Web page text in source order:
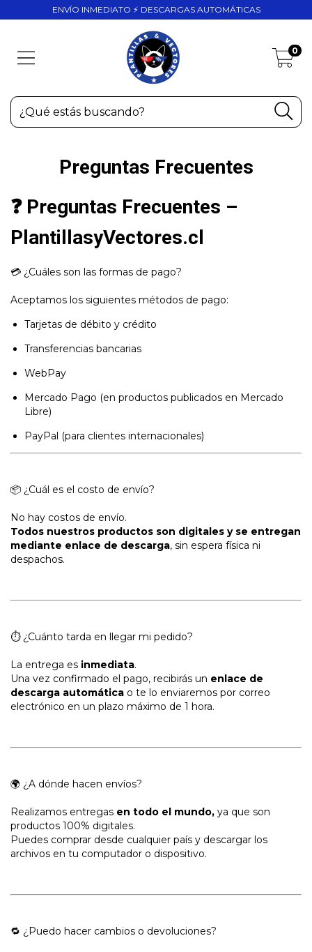
ENVÍO INMEDIATO ⚡ DESCARGAS AUTOMÁTICAS
0
Preguntas Frecuentes
❓ Preguntas Frecuentes –
PlantillasyVectores.cl
💳 ¿Cuáles son las formas de pago?
Aceptamos los siguientes métodos de pago:
Tarjetas de débito y crédito
Transferencias bancarias
WebPay
Mercado Pago (en productos publicados en Mercado
Libre)
PayPal (para clientes internacionales)
📦 ¿Cuál es el costo de envío?
No hay costos de envío.
Todos nuestros productos son digitales y se entregan
mediante enlace de descarga, sin espera física ni
despachos.
⏱ ¿Cuánto tarda en llegar mi pedido?
La entrega es inmediata.
Una vez confirmado el pago, recibirás un enlace de
descarga automática o te lo enviaremos por correo
electrónico en un plazo máximo de 1 hora.
🌍 ¿A dónde hacen envíos?
Realizamos entregas en todo el mundo, ya que son
productos 100% digitales.
Puedes comprar desde cualquier país y descargar los
archivos en tu computador o dispositivo.
🔁 ¿Puedo hacer cambios o devoluciones?